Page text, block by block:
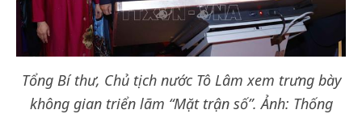
Tổng Bí thư, Chủ tịch nước Tô Lâm xem trưng bày
không gian triển lãm “Mặt trận số”. Ảnh: Thống